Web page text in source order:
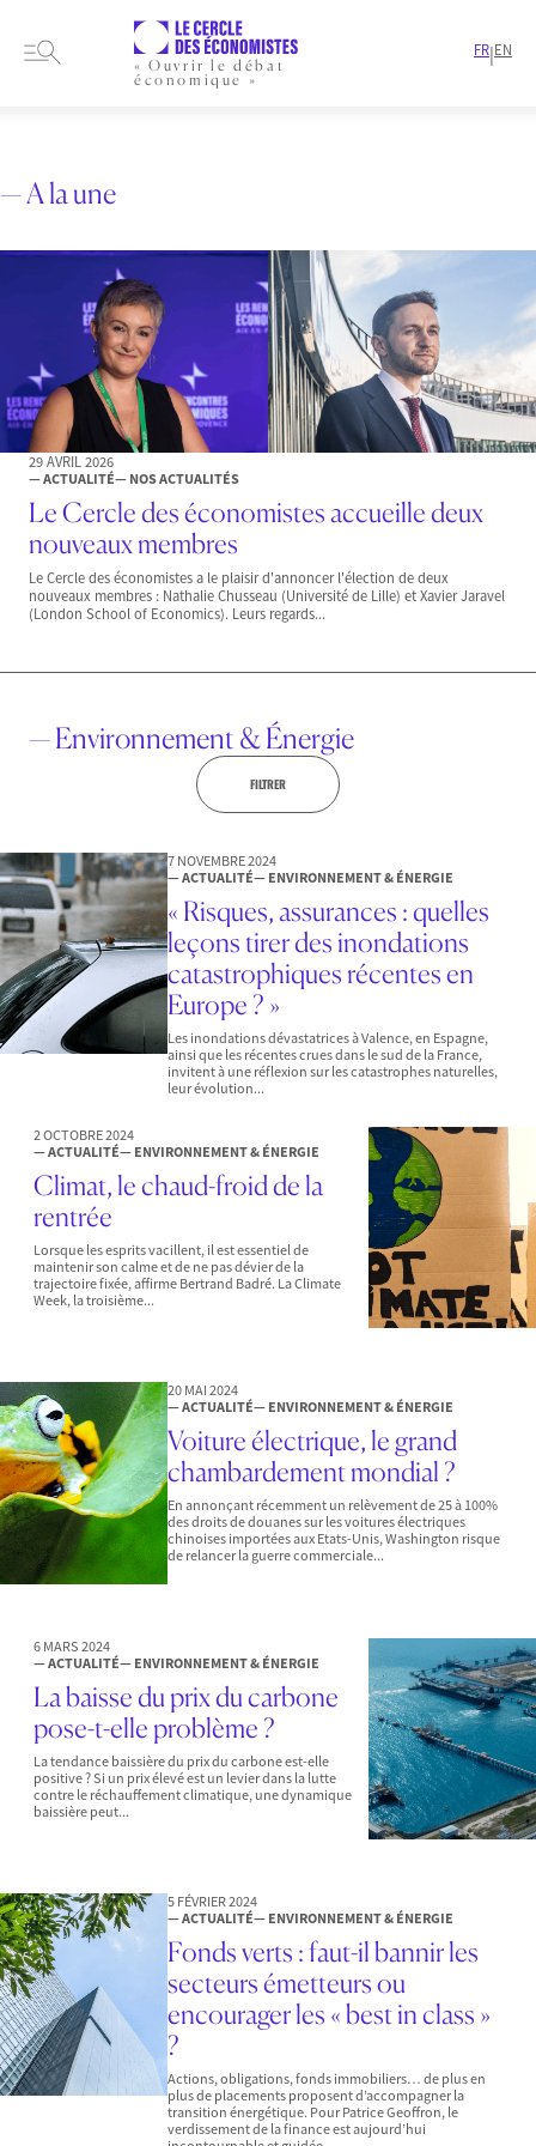
« Ouvrir le débat
économique »
FR|EN
— A la une
29 AVRIL 2026
— ACTUALITÉ— NOS ACTUALITÉS
Le Cercle des économistes accueille deux
nouveaux membres
Le Cercle des économistes a le plaisir d'annoncer l'élection de deux
nouveaux membres : Nathalie Chusseau (Université de Lille) et Xavier Jaravel
(London School of Economics). Leurs regards...
— Environnement & Énergie
FILTRER
7 NOVEMBRE 2024
— ACTUALITÉ— ENVIRONNEMENT & ÉNERGIE
« Risques, assurances : quelles
leçons tirer des inondations
catastrophiques récentes en
Europe ? »
Les inondations dévastatrices à Valence, en Espagne,
ainsi que les récentes crues dans le sud de la France,
invitent à une réflexion sur les catastrophes naturelles,
leur évolution...
2 OCTOBRE 2024
— ACTUALITÉ— ENVIRONNEMENT & ÉNERGIE
Climat, le chaud-froid de la
rentrée
Lorsque les esprits vacillent, il est essentiel de
maintenir son calme et de ne pas dévier de la
trajectoire fixée, affirme Bertrand Badré. La Climate
Week, la troisième...
20 MAI 2024
— ACTUALITÉ— ENVIRONNEMENT & ÉNERGIE
Voiture électrique, le grand
chambardement mondial ?
En annonçant récemment un relèvement de 25 à 100%
des droits de douanes sur les voitures électriques
chinoises importées aux Etats-Unis, Washington risque
de relancer la guerre commerciale...
6 MARS 2024
— ACTUALITÉ— ENVIRONNEMENT & ÉNERGIE
La baisse du prix du carbone
pose-t-elle problème ?
La tendance baissière du prix du carbone est-elle
positive ? Si un prix élevé est un levier dans la lutte
contre le réchauffement climatique, une dynamique
baissière peut...
5 FÉVRIER 2024
— ACTUALITÉ— ENVIRONNEMENT & ÉNERGIE
Fonds verts : faut-il bannir les
secteurs émetteurs ou
encourager les « best in class »
?
Actions, obligations, fonds immobiliers… de plus en
plus de placements proposent d’accompagner la
transition énergétique. Pour Patrice Geoffron, le
verdissement de la finance est aujourd’hui